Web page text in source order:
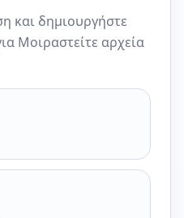
και δημιουργήστε
Μοιραστείτε αρχεία